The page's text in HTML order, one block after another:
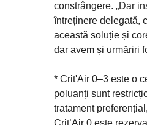
constrângere. „Dar
întreținere delegată,
această soluție și
dar avem și urmăriri
* Crit'Air 0–3 este o
poluanți sunt
tratament